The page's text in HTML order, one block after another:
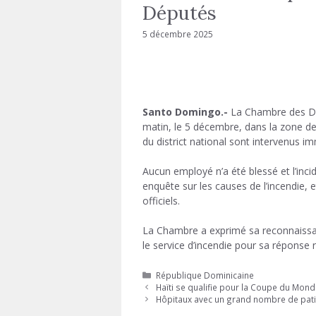
Députés
5 décembre 2025
Santo Domingo.- La Chambre des
matin, le 5 décembre, dans la zone
du district national sont intervenus
Aucun employé n’a été blessé et
enquête sur les causes de
officiels.
La Chambre a exprimé sa
le service d’incendie pour sa réponse
Catégories
République Dominicaine
Haïti se qualifie pour la Coupe du
Hôpitaux avec un grand nombre de